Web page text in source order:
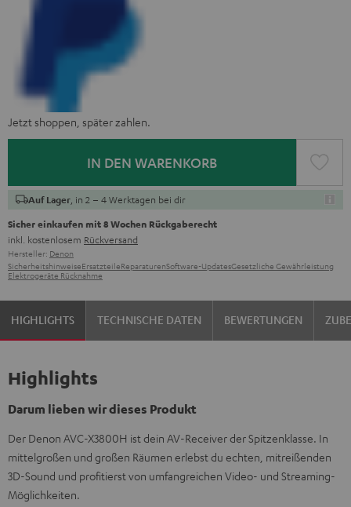
Jetzt shoppen, später zahlen.
IN DEN WARENKORB
Auf Lager , in 2 – 4 Werktagen bei dir
Sicher einkaufen mit 8 Wochen Rückgaberecht
inkl. kostenlosem Rückversand
Hersteller: Denon
SicherheitshinweiseErsatzteileReparaturenSoftware-UpdatesGesetzliche Gewährleistung
Elektrogeräte Rücknahme
HIGHLIGHTS TECHNISCHE DATEN BEWERTUNGEN
Highlights
Darum lieben wir dieses Produkt
Der Denon AVC-X3800H ist dein AV-Receiver der Spitzenklasse. In
mittelgroßen und großen Räumen erlebst du echten, mitreißenden
3D-Sound und profitierst von umfangreichen Video- und Streaming-
Möglichkeiten.